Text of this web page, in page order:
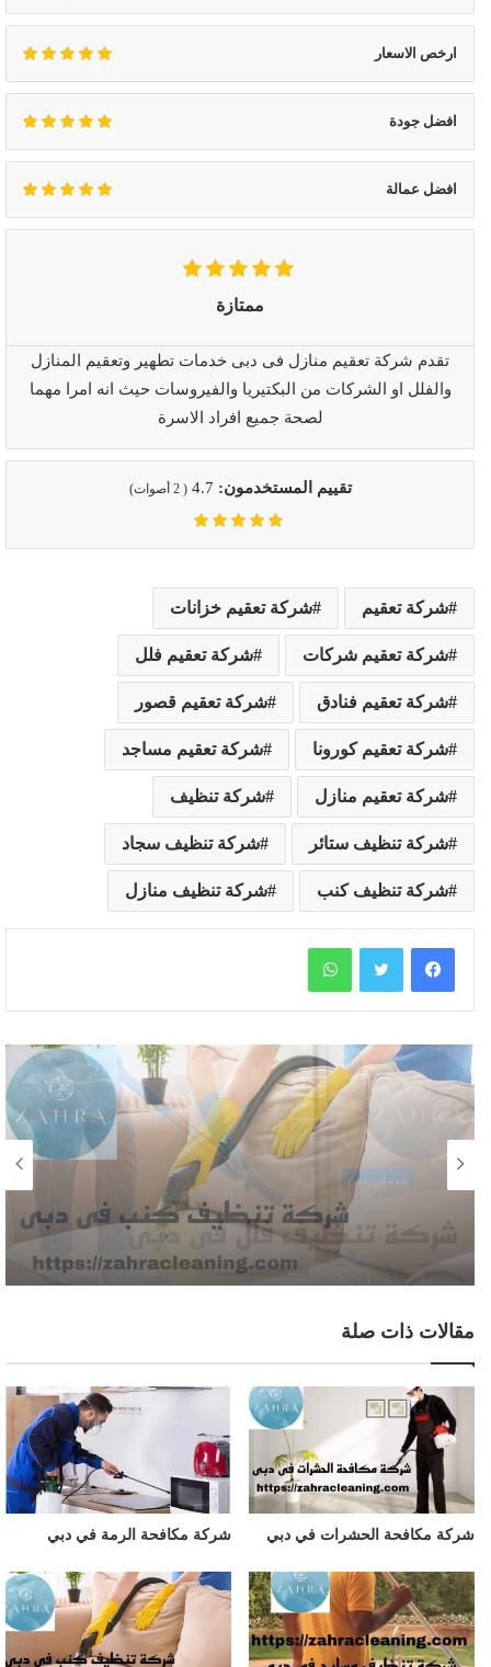
ارخص الاسعار
افضل جودة
افضل عمالة
ممتازة
تقدم شركة تعقيم منازل فى دبى خدمات تطهير وتعقيم المنازل
والفلل او الشركات من البكتيريا والفيروسات حيث انه امرا مهما
لصحة جميع افراد الاسرة
تقييم المستخدمون: 4.7
(
2 أصوات)
شركة تعقيم شركة تعقيم خزانات
شركة تعقيم شركات شركة تعقيم فلل
شركة تعقيم فنادق شركة تعقيم قصور
شركة تعقيم كورونا شركة تعقيم مساجد
شركة تعقيم منازل شركة تنظيف
شركة تنظيف ستائر شركة تنظيف سجاد
شركة تنظيف كنب شركة تنظيف منازل
واتساب
خدمات دبى
شركة تنظيف كنب دبي |0508872055|
مقالات ذات صلة
شركة مكافحة الحشرات في دبي شركة مكافحة الرمة في دبي